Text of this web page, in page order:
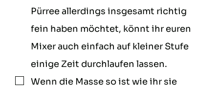
Pürree allerdings insgesamt richtig
fein haben möchtet, könnt ihr euren
Mixer auch einfach auf kleiner Stufe
einige Zeit durchlaufen lassen.
▢
Wenn die Masse so ist wie ihr sie